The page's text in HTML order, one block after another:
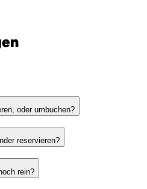
oder umbuchen?
reservieren?
rein?